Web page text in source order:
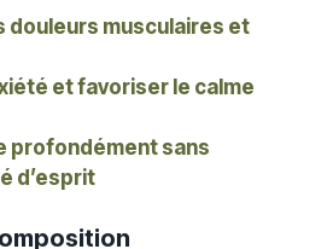
douleurs musculaires et
et favoriser le calme
profondément sans
d’esprit